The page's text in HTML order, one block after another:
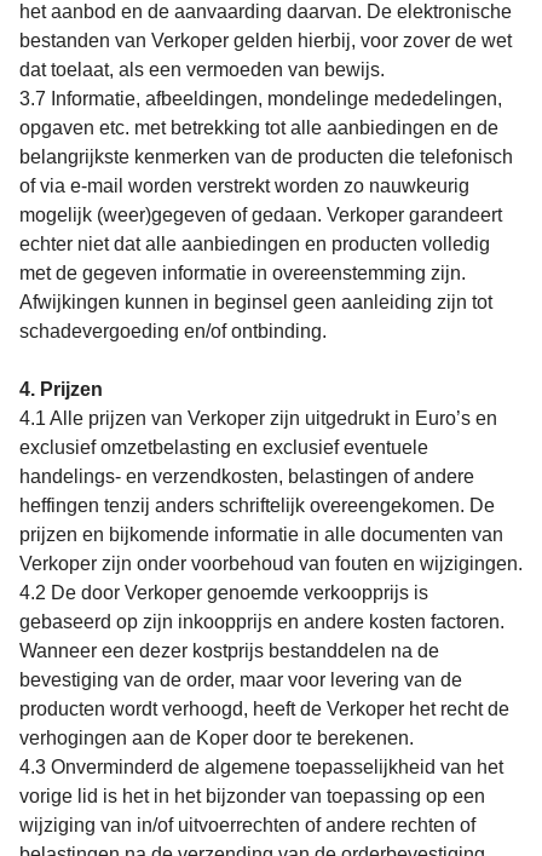
het aanbod en de aanvaarding daarvan. De elektronische
bestanden van Verkoper gelden hierbij, voor zover de wet
dat toelaat, als een vermoeden van bewijs.
3.7 Informatie, afbeeldingen, mondelinge mededelingen,
opgaven etc. met betrekking tot alle aanbiedingen en de
belangrijkste kenmerken van de producten die telefonisch
of via e-mail worden verstrekt worden zo nauwkeurig
mogelijk (weer)gegeven of gedaan. Verkoper garandeert
echter niet dat alle aanbiedingen en producten volledig
met de gegeven informatie in overeenstemming zijn.
Afwijkingen kunnen in beginsel geen aanleiding zijn tot
schadevergoeding en/of ontbinding.
4. Prijzen
4.1 Alle prijzen van Verkoper zijn uitgedrukt in Euro’s en
exclusief omzetbelasting en exclusief eventuele
handelings- en verzendkosten, belastingen of andere
heffingen tenzij anders schriftelijk overeengekomen. De
prijzen en bijkomende informatie in alle documenten van
Verkoper zijn onder voorbehoud van fouten en wijzigingen.
4.2 De door Verkoper genoemde verkoopprijs is
gebaseerd op zijn inkoopprijs en andere kosten factoren.
Wanneer een dezer kostprijs bestanddelen na de
bevestiging van de order, maar voor levering van de
producten wordt verhoogd, heeft de Verkoper het recht de
verhogingen aan de Koper door te berekenen.
4.3 Onverminderd de algemene toepasselijkheid van het
vorige lid is het in het bijzonder van toepassing op een
wijziging van in/of uitvoerrechten of andere rechten of